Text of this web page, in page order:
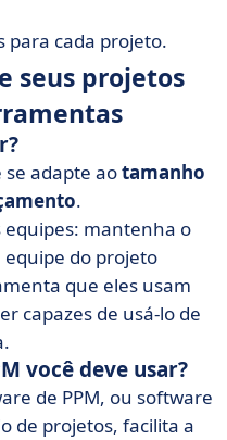
para cada projeto.
seus projetos
adapte aotamanho
.
equipes: mantenha o
do projeto
que eles usam
capazes de usá-lo de
você deve usar?
de PPM, ou software
de projetos, facilita a